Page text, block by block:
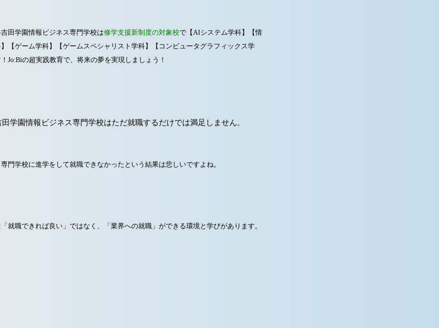
吉田学園情報ビジネス専門学校は修学支援新制度の対象校で【AIシステム学科】【情
【ゲーム学科】【ゲームスペシャリスト学科】【コンピュータグラフィックス学
Jo:Biの超実践教育で、将来の夢を実現しましょう！
田学園情報ビジネス専門学校はただ就職するだけでは満足しません。
学をして就職できなかったという結果は悲しいですよね。
きれば良い」ではなく、 「業界への就職」ができる環境と学びがあります。